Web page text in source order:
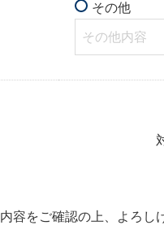
その他
内容をご確認の上、よろし